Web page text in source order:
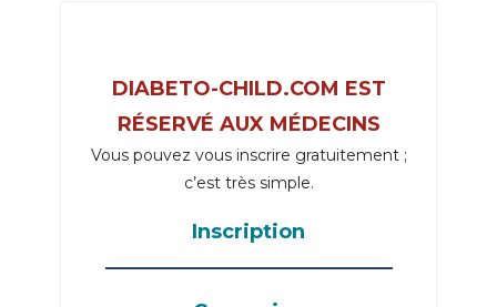
DIABETO-CHILD.COM EST
RÉSERVÉ AUX MÉDECINS
Vous pouvez vous inscrire gratuitement ;
c’est très simple.
Inscription
_____________________________________